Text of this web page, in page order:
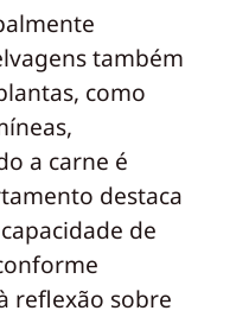
também
como
a carne é
destaca
de
reflexão sobre